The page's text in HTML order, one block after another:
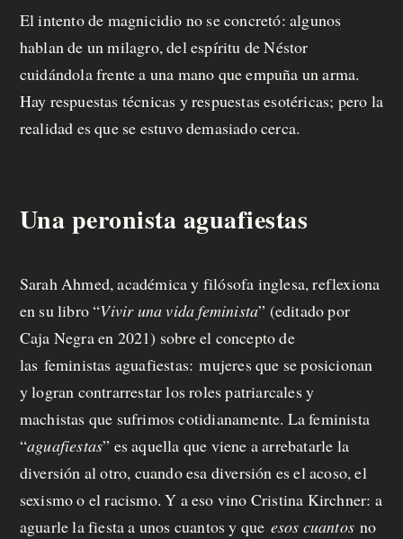
El intento de magnicidio no se concretó: algunos
hablan de un milagro, del espíritu de Néstor
cuidándola frente a una mano que empuña un arma.
Hay respuestas técnicas y respuestas esotéricas; pero la
realidad es que se estuvo demasiado cerca.
Una peronista aguafiestas
Sarah Ahmed, académica y filósofa inglesa, reflexiona
en su libro “Vivir una vida feminista” (editado por
Caja Negra en 2021) sobre el concepto de
las feministas aguafiestas:mujeres que se posicionan
y logran contrarrestar los roles patriarcales y
machistas que sufrimos cotidianamente. La feminista
“aguafiestas” es aquella que viene a arrebatarle la
diversión al otro, cuando esa diversión es el acoso, el
sexismo o el racismo. Y a eso vino Cristina Kirchner: a
aguarle la fiesta a unos cuantos y que esos cuantos no